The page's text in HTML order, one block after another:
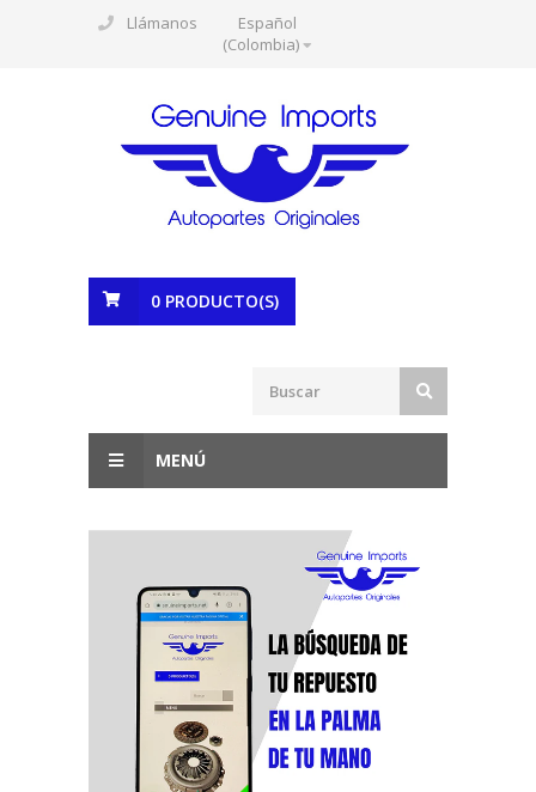
Llámanos
Español
(Colombia)
0 PRODUCTO(S)
MENÚ